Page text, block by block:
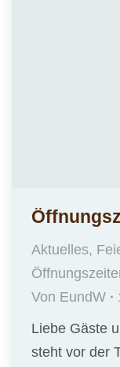
Aktuelles,
Von EundW
Liebe Gäste
steht vor der